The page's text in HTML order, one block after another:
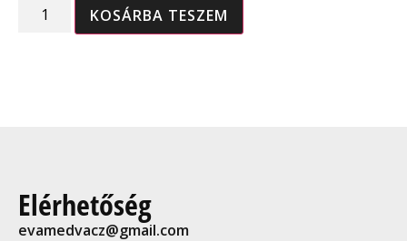
KOSÁRBA TESZEM
Elérhetőség
evamedvacz@gmail.com